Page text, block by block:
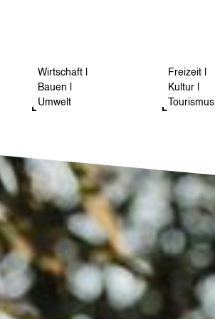
Wirtschaft |
Bauen |
Umwelt
Freizeit |
Kultur |
Tourismus